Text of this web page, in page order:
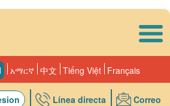
Français
Tiếng Việt
中文
አማርኛ
Correo
Línea directa